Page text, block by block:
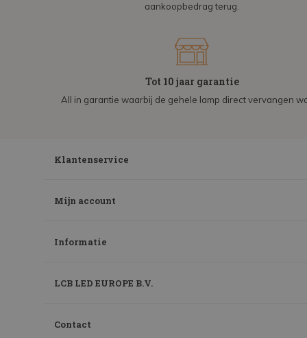
aankoopbedrag terug.
Tot 10 jaar garantie
All in garantie waarbij de gehele lamp direct vervangen
Klantenservice
Mijn account
Informatie
LCB LED EUROPE B.V.
Contact